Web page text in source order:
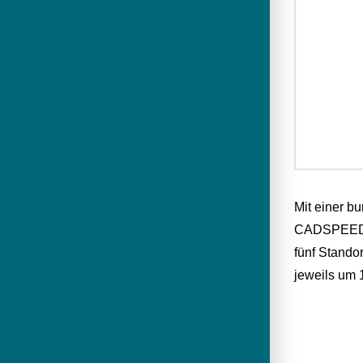
Mit einer
fünf
jeweils um